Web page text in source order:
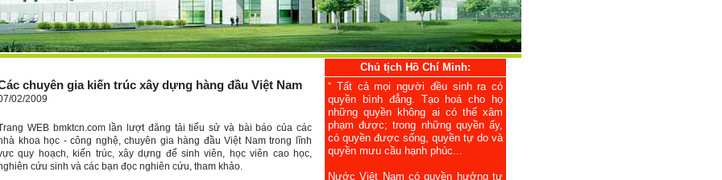
chuyên gia kiến trúc xây dựng hàng đầu Việt Nam
02/2009
WEB bmktcn.com lần lượt đăng tải tiểu sử và bài báo của các
khoa học - công nghệ, chuyên gia hàng đầu Việt Nam trong lĩnh
quy hoạch, kiến trúc, xây dựng để sinh viên, học viên cao học,
cứu sinh và các bạn đọc nghiên cứu, tham khảo.
Chủ tịch Hồ Chí Minh:
“ Tất cả mọi người đều sinh ra có
quyền bình đẳng. Tạo hoá cho họ
những quyền không ai có thể xâm
phạm được; trong những quyền ấy,
có quyền được sống, quyền tự do và
quyền mưu cầu hạnh phúc...
Nước Việt Nam có quyền hưởng tự